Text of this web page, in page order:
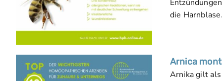
die
Arnica
Arnika gilt